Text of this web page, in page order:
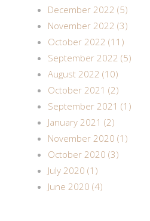
December 2022 (5)
November 2022 (3)
October 2022 (11)
September 2022 (5)
August 2022 (10)
October 2021 (2)
September 2021 (1)
January 2021 (2)
November 2020 (1)
October 2020 (3)
July 2020 (1)
June 2020 (4)